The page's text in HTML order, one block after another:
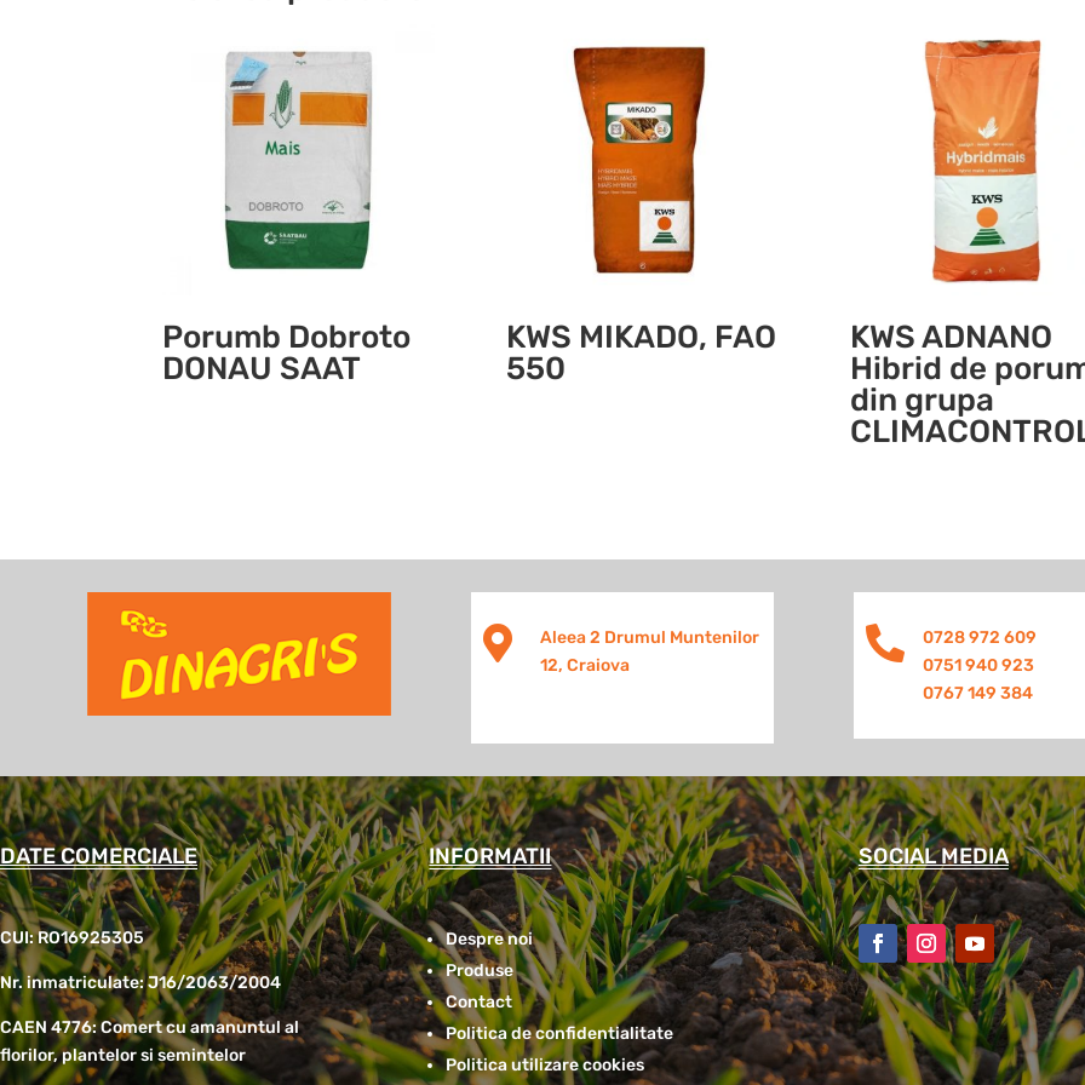
Porumb Dobroto
DONAU SAAT
KWS MIKADO, FAO
550
KWS ADNANO
Hibrid de
din grupa

Aleea 2 Drumul Muntenilor
12, Craiova

0728 972 609
0751 940 923
0767 149 384
DATE COMERCIALE
CUI: RO16925305
Nr. inmatriculate: J16/2063/2004
CAEN 4776: Comert cu amanuntul al
florilor, plantelor si semintelor
INFORMATII
Despre noi
Produse
Contact
Politica de confidentialitate
Politica utilizare cookies
SOCIAL MEDIA